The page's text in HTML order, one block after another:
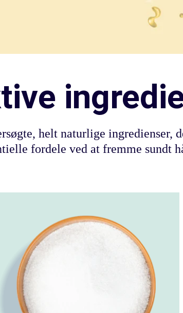
helt naturlige ingredienser,
fordele ved at fremme sundt